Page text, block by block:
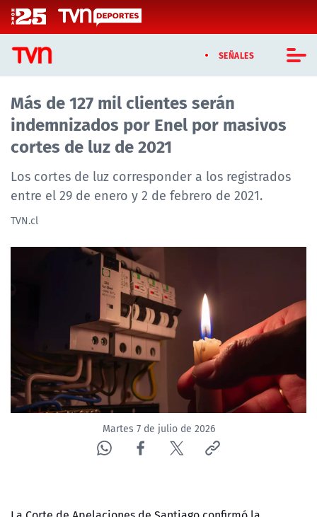
Click acá para ir directamente al contenido
SEÑALES
CASTING MASTERCHEF CHILE
CASTING TVN VERTICAL
TVN VERTICAL
TVN PLAY
ACTUALIDAD Y TENDENCIAS
CORPORATIVO Y TRANSPARENCIA
CANAL DE DENUNCIAS
ÁREA DE PROYECTOS
Más de 127 mil clientes serán
indemnizados por Enel por masivos
cortes de luz de 2021
Los cortes de luz corresponder a los registrados
entre el 29 de enero y 2 de febrero de 2021.
TVN.cl
Martes 7 de julio de 2026